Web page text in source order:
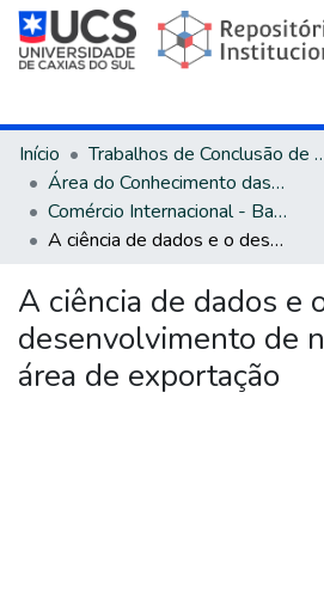
Início
Trabalhos de
Área do Conhecimento das Ciências Sociais Aplicadas
Comércio Internacional - Bacharelado
A ciência de dados e o desenvolvimento de negócios na área de exportação
A ciência de dados e
desenvolvimento de
área de exportação